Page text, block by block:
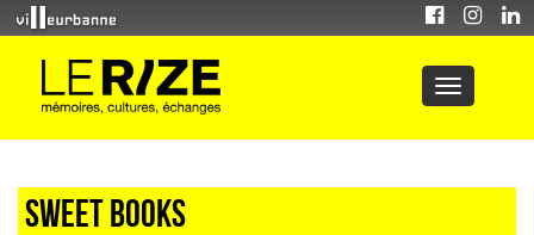
Sweet Books